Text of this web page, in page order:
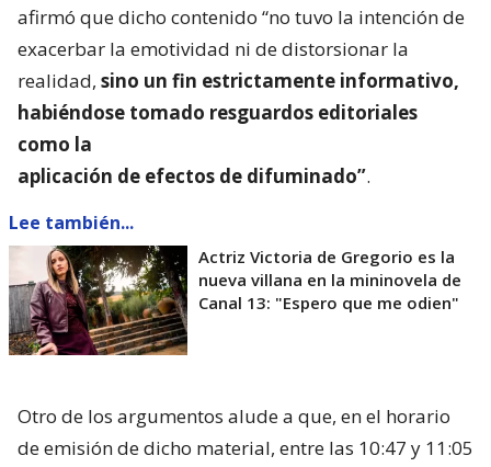
afirmó que dicho contenido “no tuvo la intención de
exacerbar la emotividad ni de distorsionar la
realidad, sino un fin estrictamente informativo,
habiéndose tomado resguardos editoriales
como la
aplicación de efectos de difuminado”.
Lee también...
Actriz Victoria de Gregorio es la
nueva villana en la mininovela de
Canal 13: "Espero que me odien"
Otro de los argumentos alude a que, en el horario
de emisión de dicho material, entre las 10:47 y 11:05